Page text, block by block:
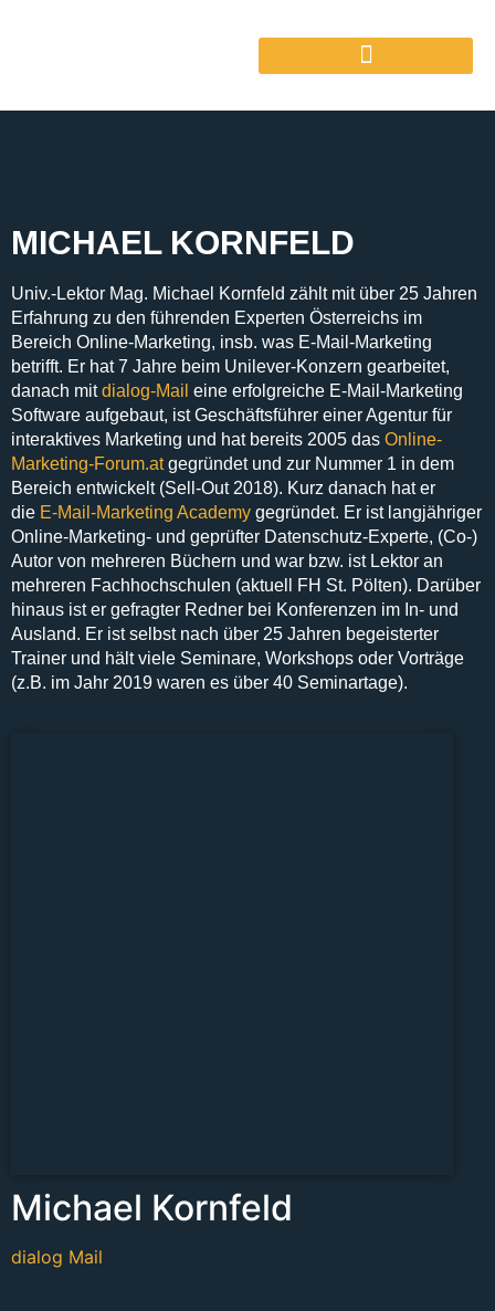
MICHAEL KORNFELD
Univ.-Lektor Mag. Michael Kornfeld zählt mit über 25 Jahren
Erfahrung zu den führenden Experten Österreichs im
Bereich Online-Marketing, insb. was E-Mail-Marketing
betrifft. Er hat 7 Jahre beim Unilever-Konzern gearbeitet,
danach mitdialog-Mail eine erfolgreiche E-Mail-Marketing
Software aufgebaut, ist Geschäftsführer einer Agentur für
interaktives Marketing und hat bereits 2005 das Online-
Marketing-Forum.atgegründet und zur Nummer 1 in dem
Bereich entwickelt (Sell-Out 2018). Kurz danach hat er
die E-Mail-Marketing Academy gegründet. Er ist langjähriger
Online-Marketing- und geprüfter Datenschutz-Experte, (Co-)
Autor von mehreren Büchern und war bzw. ist Lektor an
mehreren Fachhochschulen (aktuell FH St. Pölten). Darüber
hinaus ist er gefragter Redner bei Konferenzen im In- und
Ausland. Er ist selbst nach über 25 Jahren begeisterter
Trainer und hält viele Seminare, Workshops oder Vorträge
(z.B. im Jahr 2019 waren es über 40 Seminartage).
Michael Kornfeld
dialog Mail